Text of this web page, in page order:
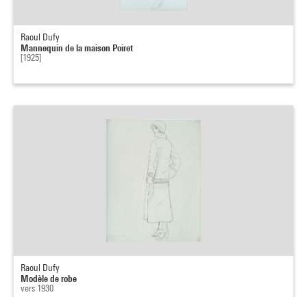
Raoul Dufy
Mannequin de la maison Poiret
[1925]
Raoul Dufy
Modèle de robe
vers 1930